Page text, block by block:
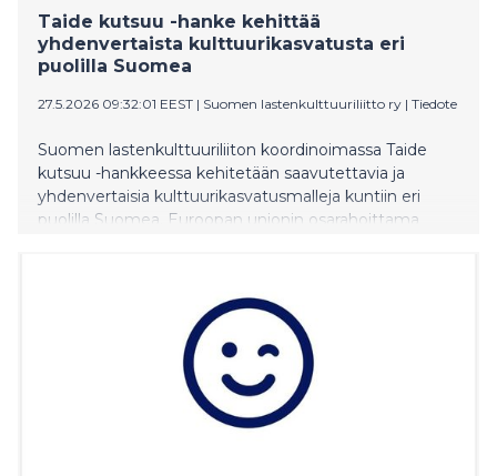
Taide kutsuu -hanke kehittää
yhdenvertaista kulttuurikasvatusta eri
puolilla Suomea
27.5.2026 09:32:01 EEST | Suomen lastenkulttuuriliitto ry | Tiedote
Suomen lastenkulttuuriliiton koordinoimassa Taide
kutsuu -hankkeessa kehitetään saavutettavia ja
yhdenvertaisia kulttuurikasvatusmalleja kuntiin eri
puolilla Suomea. Euroopan unionin osarahoittama